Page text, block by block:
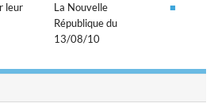
leur
La Nouvelle
République du
13/08/10
■